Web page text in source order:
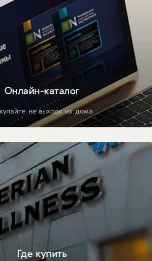
Онлайн-каталог
не выходя из дома
Где купить